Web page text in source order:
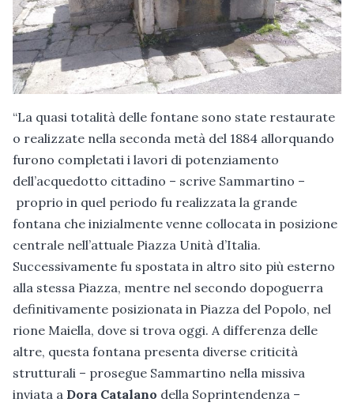
“La quasi totalità delle fontane sono state restaurate
o realizzate nella seconda metà del 1884 allorquando
furono completati i lavori di potenziamento
dell’acquedotto cittadino – scrive Sammartino –
proprio in quel periodo fu realizzata la grande
fontana che inizialmente venne collocata in posizione
centrale nell’attuale Piazza Unità d’Italia.
Successivamente fu spostata in altro sito più esterno
alla stessa Piazza, mentre nel secondo dopoguerra
definitivamente posizionata in Piazza del Popolo, nel
rione Maiella, dove si trova oggi. A differenza delle
altre, questa fontana presenta diverse criticità
strutturali – prosegue Sammartino nella missiva
inviata a Dora Catalano della Soprintendenza –